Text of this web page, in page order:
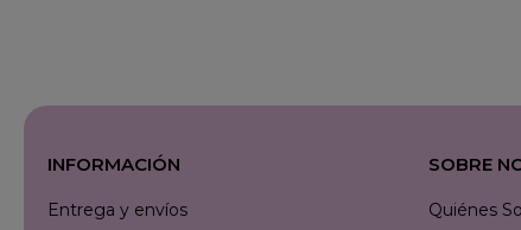
INFORMACIÓN
Entrega y envíos
SOBRE
Quiénes